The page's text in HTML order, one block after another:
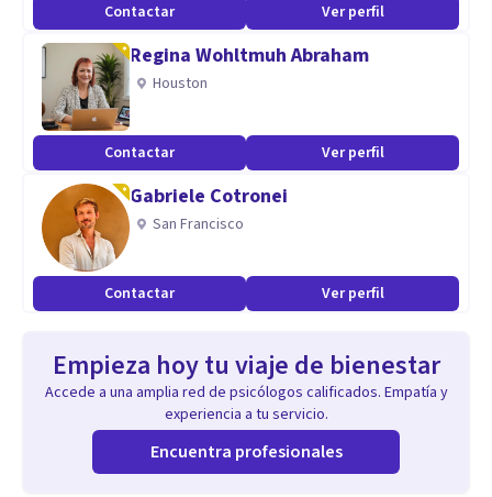
Contactar Ver perfil
Regina Wohltmuh Abraham
Houston
Contactar Ver perfil
Gabriele Cotronei
San Francisco
Contactar Ver perfil
Empieza hoy tu viaje de bienestar
Accede a una amplia red de psicólogos calificados. Empatía y
experiencia a tu servicio.
Encuentra profesionales